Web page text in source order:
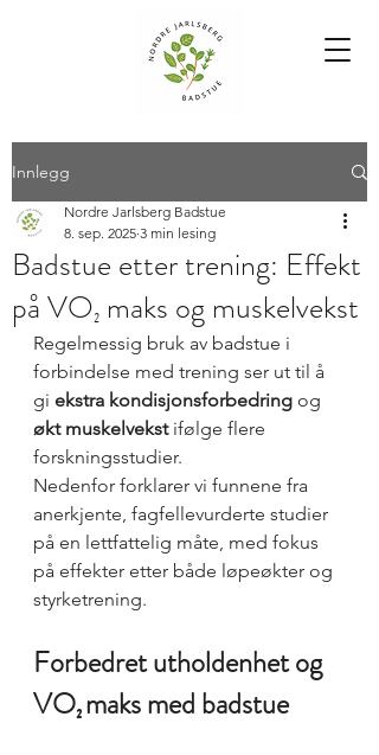
Innlegg
Badstue etter trening: Effekt
på VO₂ maks og muskelvekst
Nordre Jarlsberg Badstue
8. sep. 2025 3 min lesing
Regelmessig bruk av badstue i
forbindelse med trening ser ut til å
gi ekstra kondisjonsforbedring og
økt muskelvekst ifølge flere
forskningsstudier.
Nedenfor forklarer vi funnene fra
anerkjente, fagfellevurderte studier
på en lettfattelig måte, med fokus
på effekter etter både løpeøkter og
styrketrening.
Forbedret utholdenhet og
VO₂ maks med badstue